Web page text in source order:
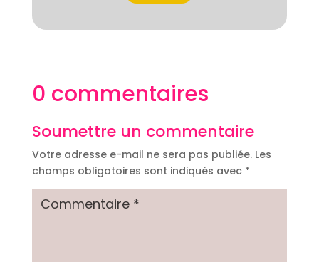
0 commentaires
Soumettre un commentaire
Votre adresse e-mail ne sera pas publiée. Les
champs obligatoires sont indiqués avec *